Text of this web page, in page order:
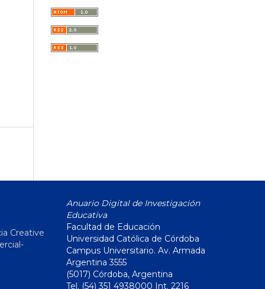
Creative
Anuario Digital de Investigación
Educativa
Facultad de Educación
Universidad Católica de Córdoba
Campus Universitario. Av. Armada
Argentina 3555
(5017) Córdoba, Argentina
Tel. (54) 351 4938000 Int. 2216